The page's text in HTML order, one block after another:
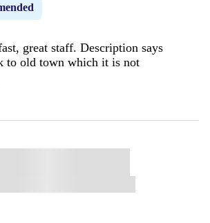
great staff. Description says
to old town which it is not